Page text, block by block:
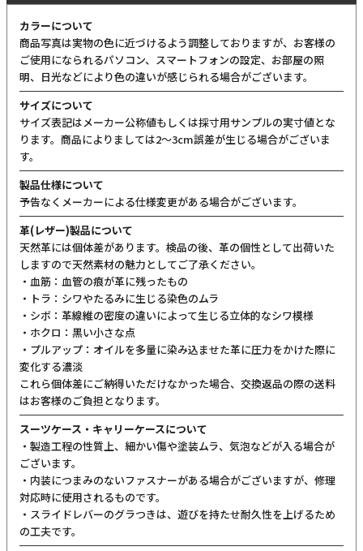
カラーについて
商品写真は実物の色に近づけるよう調整しておりますが、お客様の
ご使用になられるパソコン、スマートフォンの設定、お部屋の照
明、日光などにより色の違いが感じられる場合がございます。
サイズについて
サイズ表記はメーカー公称値もしくは採寸用サンプルの実寸値とな
ります。商品によりましては2〜3cm誤差が生じる場合がございま
す。
製品仕様について
予告なくメーカーによる仕様変更がある場合がございます。
革(レザー)製品について
天然革には個体差があります。検品の後、革の個性として出荷いた
しますので天然素材の魅力としてご了承ください。
・血筋：血管の痕が革に残ったもの
・トラ：シワやたるみに生じる染色のムラ
・シボ：革線維の密度の違いによって生じる立体的なシワ模様
・ホクロ：黒い小さな点
・プルアップ：オイルを多量に染み込ませた革に圧力をかけた際に
変化する濃淡
これら個体差にご納得いただけなかった場合、交換返品の際の送料
はお客様のご負担となります。
スーツケース・キャリーケースについて
・製造工程の性質上、細かい傷や塗装ムラ、気泡などが入る場合が
ございます。
・内装につまみのないファスナーがある場合がございますが、修理
対応時に使用されるものです。
・スライドレバーのグラつきは、遊びを持たせ耐久性を上げるため
の工夫です。